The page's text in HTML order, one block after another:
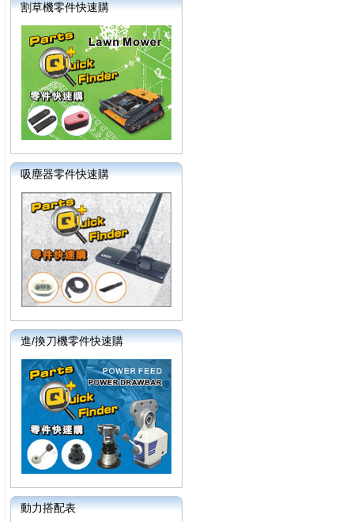
割草機零件快速購
吸塵器零件快速購
進/換刀機零件快速購
動力搭配表